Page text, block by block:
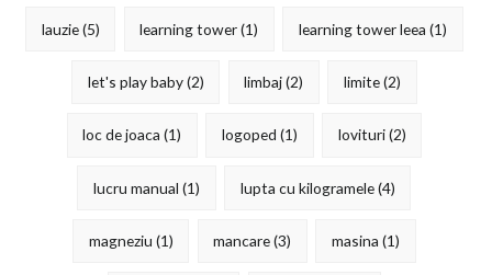
lauzie(5) learning tower(1) learning tower leea (1)
let's play baby(2) limbaj(2) limite(2)
loc de joaca (1) logoped (1) lovituri(2)
lucru manual (1) lupta cu kilogramele(4)
magneziu (1) mancare(3) masina (1)